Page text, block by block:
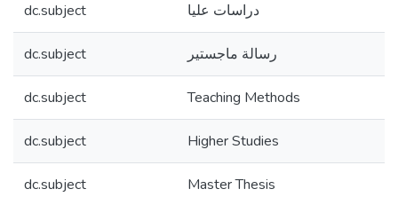
dc.subject دراسات عليا
dc.subject رسالة ماجستير
dc.subject Teaching Methods
dc.subject Higher Studies
dc.subject Master Thesis